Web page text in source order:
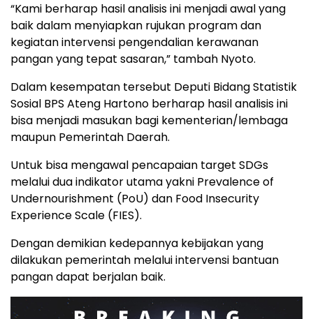
“Kami berharap hasil analisis ini menjadi awal yang
baik dalam menyiapkan rujukan program dan
kegiatan intervensi pengendalian kerawanan
pangan yang tepat sasaran,” tambah Nyoto.
Dalam kesempatan tersebut Deputi Bidang Statistik
Sosial BPS Ateng Hartono berharap hasil analisis ini
bisa menjadi masukan bagi kementerian/lembaga
maupun Pemerintah Daerah.
Untuk bisa mengawal pencapaian target SDGs
melalui dua indikator utama yakni Prevalence of
Undernourishment (PoU) dan Food Insecurity
Experience Scale (FIES).
Dengan demikian kedepannya kebijakan yang
dilakukan pemerintah melalui intervensi bantuan
pangan dapat berjalan baik.